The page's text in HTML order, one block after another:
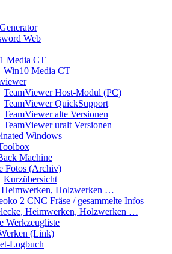
Web
Media CT
Win10 Media CT
TeamViewer Host-Modul (PC)
TeamViewer QuickSupport
TeamViewer alte Versionen
TeamViewer uralt Versionen
Windows
Machine
Fotos (Archiv)
Kurzübersicht
Heimwerken, Holzwerken …
2 CNC Fräse / gesammelte Infos
Heimwerken, Holzwerken …
Werkzeugliste
(Link)
Logbuch